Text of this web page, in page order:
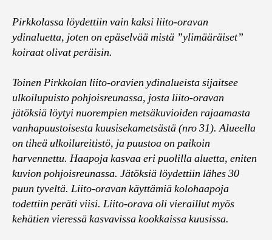
Pirkkolassa löydettiin vain kaksi liito-oravan
ydinaluetta, joten on epäselvää mistä ”ylimääräiset”
koiraat olivat peräisin.
Toinen Pirkkolan liito-oravien ydinalueista sijaitsee
ulkoilupuisto pohjoisreunassa, josta liito-oravan
jätöksiä löytyi nuorempien metsäkuvioiden rajaamasta
vanhapuustoisesta kuusisekametsästä (nro 31). Alueella
on tiheä ulkoilureitistö, ja puustoa on paikoin
harvennettu. Haapoja kasvaa eri puolilla aluetta, eniten
kuvion pohjoisreunassa. Jätöksiä löydettiin lähes 30
puun tyveltä. Liito-oravan käyttämiä kolohaapoja
todettiin peräti viisi. Liito-orava oli vieraillut myös
kehätien vieressä kasvavissa kookkaissa kuusissa.